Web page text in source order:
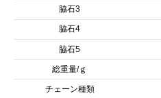
脇石3
脇石4
脇石5
総重量/ｇ
チェーン種類